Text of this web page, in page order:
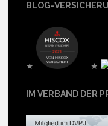
BLOG-
★ ★
IM VERBAND DER